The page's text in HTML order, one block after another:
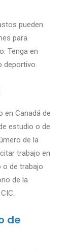
pueden
para
Tenga en
deportivo.
en Canadá de
estudio o de
de la
trabajo en
o de trabajo
de la
de